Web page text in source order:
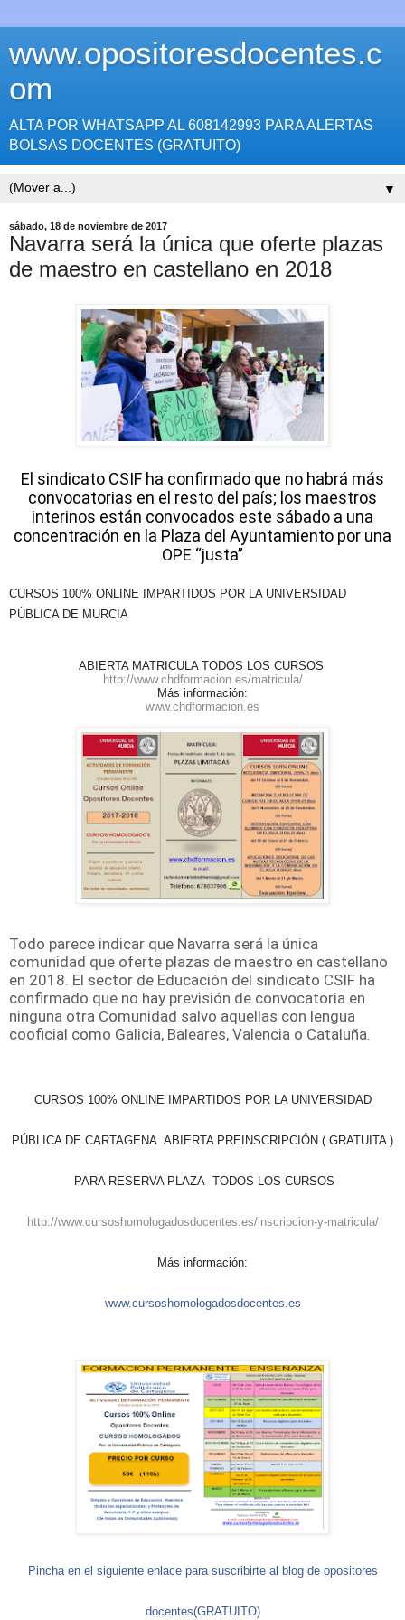
www.opositoresdocentes.c
om
ALTA POR WHATSAPP AL 608142993 PARA ALERTAS
BOLSAS DOCENTES (GRATUITO)
▼
sábado, 18 de noviembre de 2017
Navarra será la única que oferte plazas
de maestro en castellano en 2018
El sindicato CSIF ha confirmado que no habrá más
convocatorias en el resto del país; los maestros
interinos están convocados este sábado a una
concentración en la Plaza del Ayuntamiento por una
OPE “justa”
CURSOS 100% ONLINE IMPARTIDOS POR LA UNIVERSIDAD
PÚBLICA DE MURCIA
ABIERTA MATRICULA TODOS LOS CURSOS
http://www.chdformacion.es/matricula/
Más información:
www.chdformacion.es
Todo parece indicar que Navarra será la única
comunidad que oferte plazas de maestro en castellano
en 2018. El sector de Educación del sindicato CSIF ha
confirmado que no hay previsión de convocatoria en
ninguna otra Comunidad salvo aquellas con lengua
cooficial como Galicia, Baleares, Valencia o Cataluña.
CURSOS 100% ONLINE IMPARTIDOS POR LA UNIVERSIDAD
PÚBLICA DE CARTAGENA ABIERTA PREINSCRIPCIÓN ( GRATUITA )
PARA RESERVA PLAZA- TODOS LOS CURSOS
http://www.cursoshomologadosdocentes.es/inscripcion-y-matricula/
Más información:
www.cursoshomologadosdocentes.es
Pincha en el siguiente enlace para suscribirte al blog de opositores
docentes(GRATUITO)